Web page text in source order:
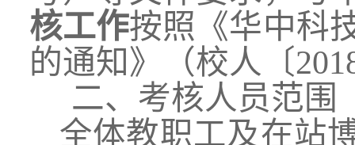
核工作按照《华中科
的通知》（校人〔
二、考核人员范围
全体教职工及在站